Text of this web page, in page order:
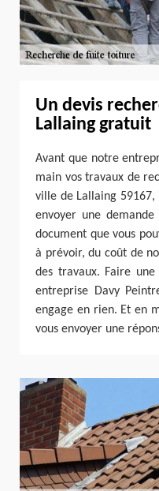
Un devis
Lallaing gratuit
Avant que notre
main vos travaux de
ville de Lallaing 59167,
envoyer une demande
document que vous
à prévoir, du coût de
des travaux. Faire
entreprise Davy
engage en rien. Et en
vous envoyer une